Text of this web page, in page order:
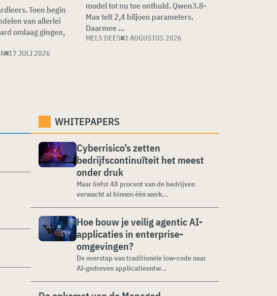
Toen begin
van allerlei
omlaag gingen,
17 JULI 2026
model tot nu toe onthuld. Qwen3.8-
Max telt 2,4 biljoen parameters.
Daarmee ...
MELS DEES 3 AUGUSTUS 2026
WHITEPAPERS
Cyberrisico’s zetten
bedrijfscontinuïteit het meest
onder druk
Maar liefst 48 procent van de bedrijven
verwacht al binnen één werk...
Hoe bouw je veilig agentic AI-
applicaties in enterprise-
omgevingen?
De overstap van traditionele low-code naar
AI-gedreven applicatieontw...